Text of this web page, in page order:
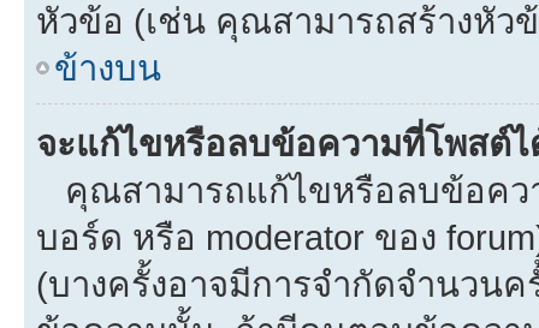
หัวข้อ (เช่น คุณสามารถสร้างหั
ข้างบน
จะแก้ไขหรือลบข้อความที่โพสต์ไ
คุณสามารถแก้ไขหรือลบข้อคว
บอร์ด หรือ moderator ของ
(บางครั้งอาจมีการจำกัดจำนวน